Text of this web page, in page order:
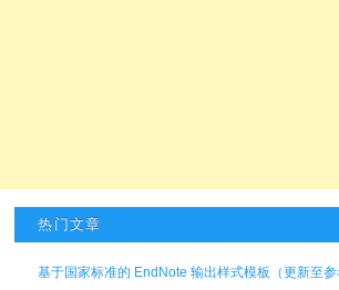
热门文章
基于国家标准的 EndNote 输出样式模板（更新至